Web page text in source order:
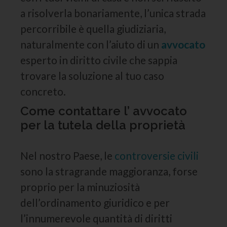
a risolverla bonariamente, l’unica strada
percorribile è quella giudiziaria,
naturalmente con l’aiuto di un avvocato
esperto in diritto civile che sappia
trovare la soluzione al tuo caso
concreto.
Come contattare l’ avvocato
per la tutela della proprietà
Nel nostro Paese, le controversie civili
sono la stragrande maggioranza, forse
proprio per la minuziosità
dell’ordinamento giuridico e per
l’innumerevole quantità di diritti